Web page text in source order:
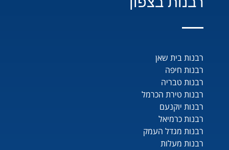
רבנות בית שאן
רבנות חיפה
רבנות טבריה
רבנות טירת הכרמל
רבנות יוקנעם
רבנות כרמיאל
רבנות מגדל העמק
רבנות מעלות